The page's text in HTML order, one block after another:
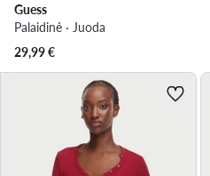
Guess
Palaidinė · Juoda
29,99€